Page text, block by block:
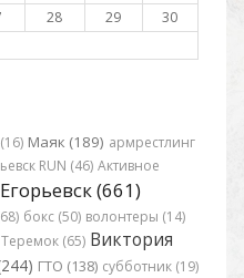
28 29
30
Маяк (189) армрестлинг
RUN (46) Активное
Егорьевск (661)
бокс (50) волонтеры (14)
Теремок (65) Виктория
ГТО (138) субботник (19)